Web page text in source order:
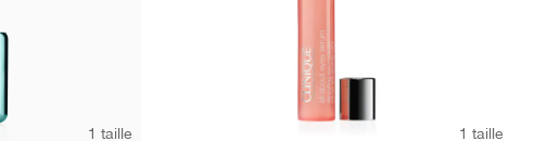
1 taille 1 taille